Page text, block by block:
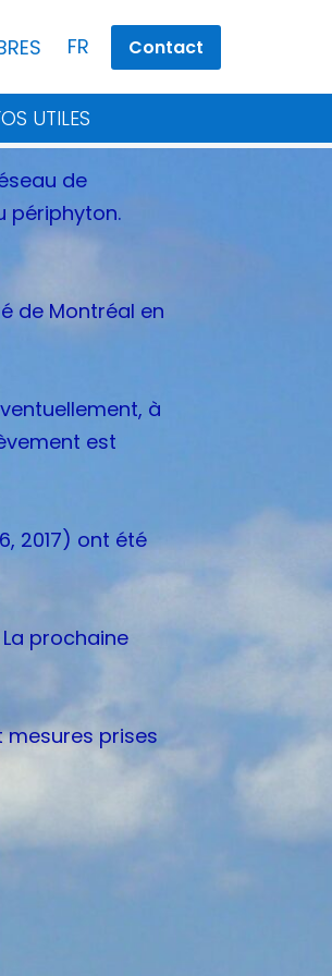
FR Contact
UTILES
de
périphyton.
de Montréal en
à
est
2017) ont été
prochaine
mesures prises